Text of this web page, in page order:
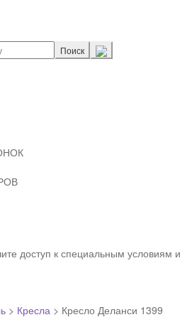
доступ к специальным условиям и
> Кресла > Кресло Деланси 1399